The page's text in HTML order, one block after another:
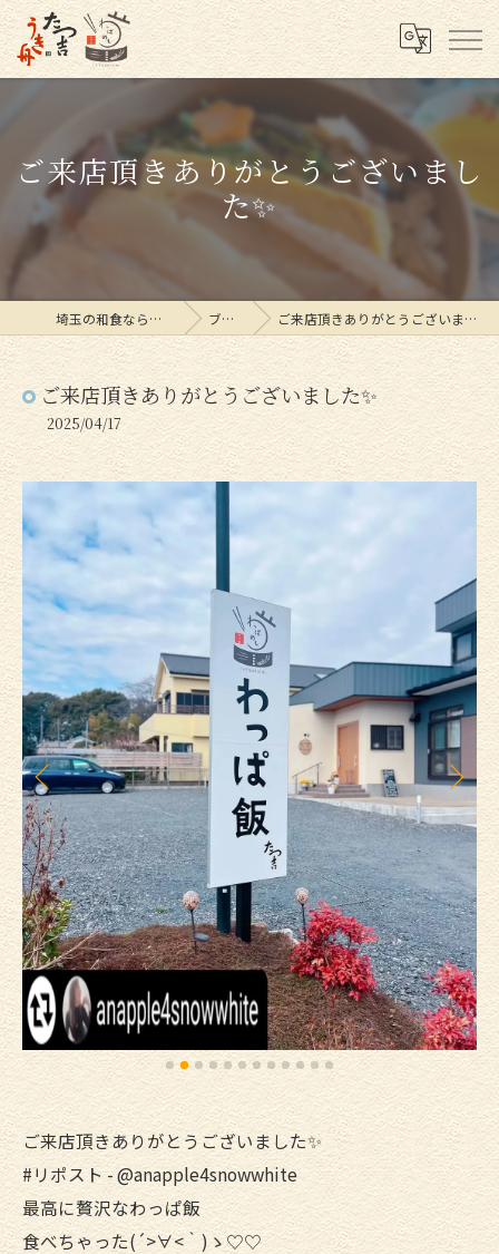
ご来店頂きありがとうございまし
た✨
埼玉の和食ならたつ吉 ブログ ご来店頂きありがとうございました✨
ご来店頂きありがとうございました✨
2025/04/17
ご来店頂きありがとうございました✨
#リポスト - @anapple4snowwhite
最高に贅沢なわっぱ飯
食べちゃった(´>∀<｀)ゝ♡♡